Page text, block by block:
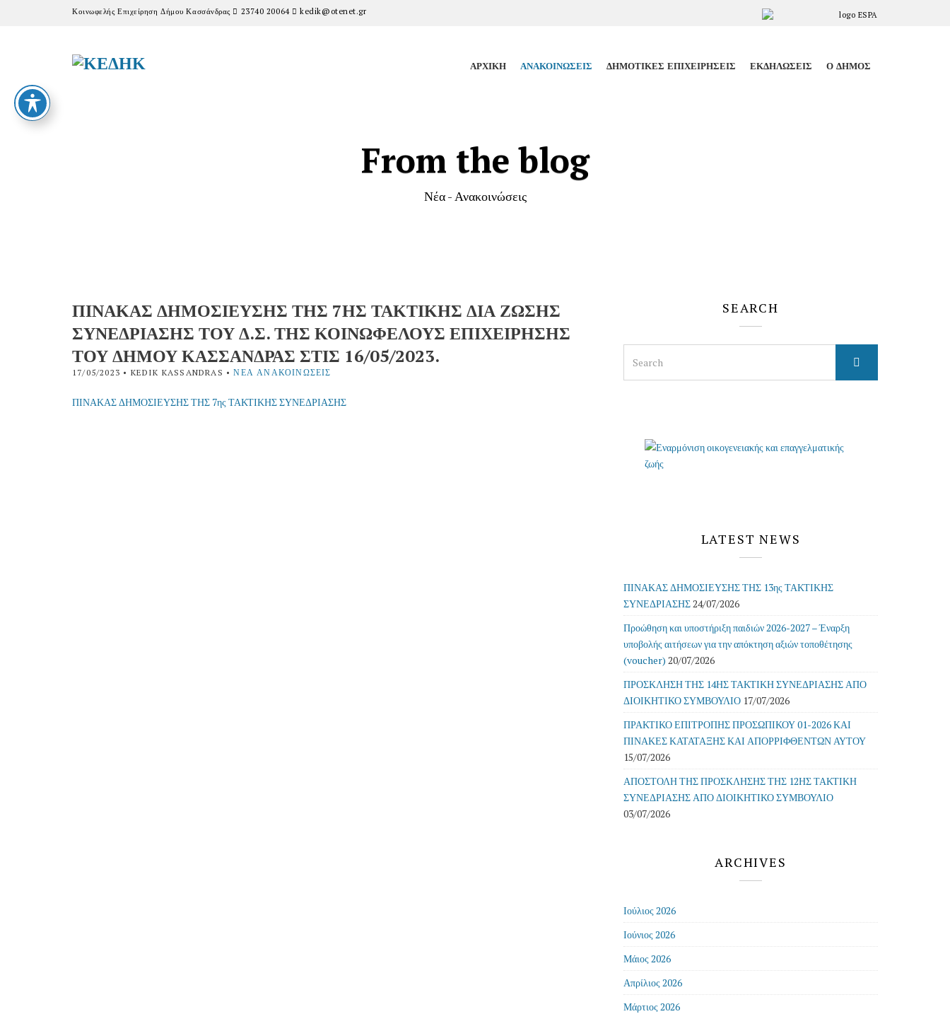
Κοινωφελής Επιχείρηση Δήμου Κασσάνδρας 23740 20064 kedik@otenet.gr
ΑΡΧΙΚΉ ΑΝΑΚΟΙΝΏΣΕΙΣ ΔΗΜΟΤΙΚΈΣ ΕΠΙΧΕΙΡΉΣΕΙΣ ΕΚΔΗΛΏΣΕΙΣ Ο ΔΉΜΟΣ
From the blog
Νέα - Ανακοινώσεις
ΠΙΝΑΚΑΣ ΔΗΜΟΣΙΕΥΣΗΣ ΤΗΣ 7ΗΣ ΤΑΚΤΙΚΗΣ ΔΙΑ ΖΩΣΗΣ
ΣΥΝΕΔΡΙΑΣΗΣ ΤΟΥ Δ.Σ. ΤΗΣ ΚΟΙΝΩΦΕΛΟΥΣ ΕΠΙΧΕΙΡΗΣΗΣ
ΤΟΥ ΔΗΜΟΥ ΚΑΣΣΑΝΔΡΑΣ ΣΤΙΣ 16/05/2023.
17/05/2023 • KEDIK KASSANDRAS •ΝΈΑ ΑΝΑΚΟΙΝΏΣΕΙΣ
ΠΙΝΑΚΑΣ ΔΗΜΟΣΙΕΥΣΗΣ ΤΗΣ 7ης ΤΑΚΤΙΚΗΣ ΣΥΝΕΔΡΙΑΣΗΣ
SEARCH
for:
LATEST NEWS
ΠΙΝΑΚΑΣ ΔΗΜΟΣΙΕΥΣΗΣ ΤΗΣ 13ης ΤΑΚΤΙΚΗΣ
ΣΥΝΕΔΡΙΑΣΗΣ24/07/2026
Προώθηση και υποστήριξη παιδιών 2026-2027 – Έναρξη
υποβολής αιτήσεων για την απόκτηση αξιών τοποθέτησης
(voucher) 20/07/2026
ΠΡΟΣΚΛΗΣΗ ΤΗΣ 14ΗΣ ΤΑΚΤΙΚΗ ΣΥΝΕΔΡΙΑΣΗΣ ΑΠΟ
ΔΙΟΙΚΗΤΙΚΟ ΣΥΜΒΟΥΛΙΟ 17/07/2026
ΠΡΑΚΤΙΚΟ ΕΠΙΤΡΟΠΗΣ ΠΡΟΣΩΠΙΚΟΥ 01-2026 ΚΑΙ
ΠΙΝΑΚΕΣ ΚΑΤΑΤΑΞΗΣ ΚΑΙ ΑΠΟΡΡΙΦΘΕΝΤΩΝ ΑΥΤΟΥ
15/07/2026
ΑΠΟΣΤΟΛΗ ΤΗΣ ΠΡΟΣΚΛΗΣΗΣ ΤΗΣ 12ΗΣ ΤΑΚΤΙΚΗ
ΣΥΝΕΔΡΙΑΣΗΣ ΑΠΟ ΔΙΟΙΚΗΤΙΚΟ ΣΥΜΒΟΥΛΙΟ
03/07/2026
ARCHIVES
Ιούλιος 2026
Ιούνιος 2026
Μάιος 2026
Απρίλιος 2026
Μάρτιος 2026